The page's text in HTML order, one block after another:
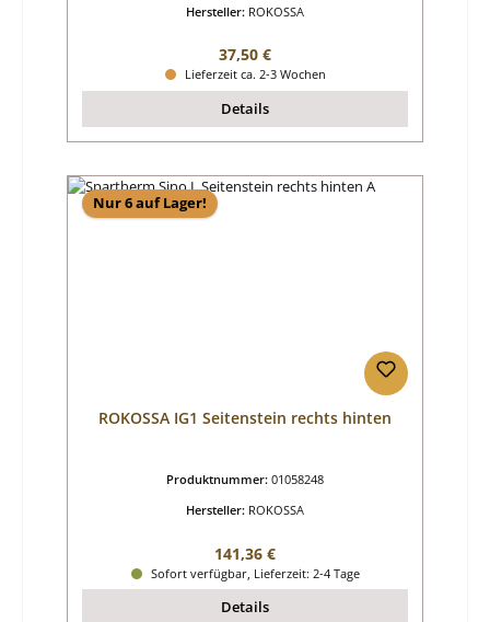
Hersteller: ROKOSSA
Regulärer Preis:
37,50 €
Lieferzeit ca. 2-3 Wochen
Details
Nur 6 auf Lager!
ROKOSSA IG1 Seitenstein rechts hinten
Produktnummer: 01058248
Hersteller: ROKOSSA
Regulärer Preis:
141,36 €
Sofort verfügbar, Lieferzeit: 2-4 Tage
Details